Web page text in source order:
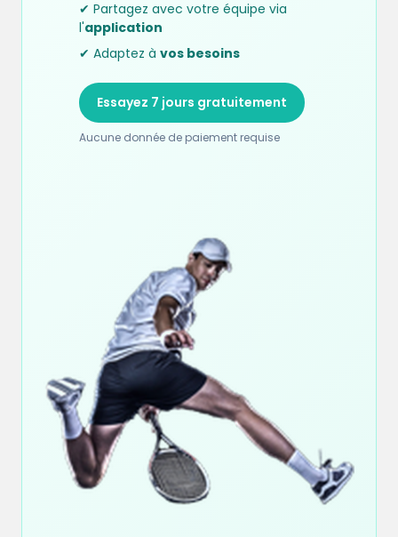
✔ Partagez avec votre équipe via
l'application
✔ Adaptez à vos besoins
Essayez 7 jours gratuitement
Aucune donnée de paiement requise